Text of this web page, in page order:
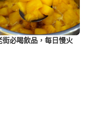
必喝飲品，每日慢火